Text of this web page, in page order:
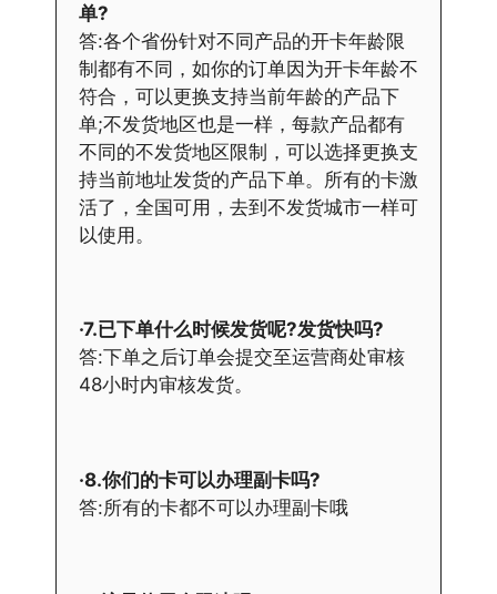
单?
答:各个省份针对不同产品的开卡年龄限
制都有不同，如你的订单因为开卡年龄不
符合，可以更换支持当前年龄的产品下
单;不发货地区也是一样，每款产品都有
不同的不发货地区限制，可以选择更换支
持当前地址发货的产品下单。所有的卡激
活了，全国可用，去到不发货城市一样可
以使用。
·7.已下单什么时候发货呢?发货快吗?
答:下单之后订单会提交至运营商处审核
48小时内审核发货。
·8.你们的卡可以办理副卡吗?
答:所有的卡都不可以办理副卡哦